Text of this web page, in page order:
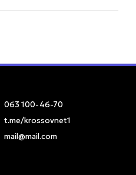
063 100-46-70
t.me/krossovnet1
mail@mail.com